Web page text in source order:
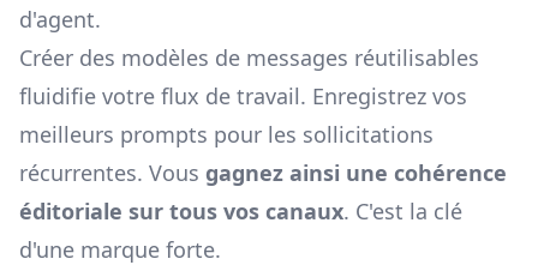
d'agent.
Créer des modèles de messages réutilisables
fluidifie votre flux de travail. Enregistrez vos
meilleurs prompts pour les sollicitations
récurrentes. Vous gagnez ainsi une cohérence
éditoriale sur tous vos canaux. C'est la clé
d'une marque forte.